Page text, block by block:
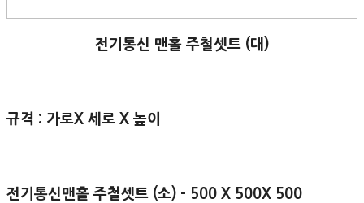
전기통신 맨홀 주철셋트 (대)
규격 : 가로X 세로 X 높이
전기통신맨홀 주철셋트 (소) - 500 X 500X 500